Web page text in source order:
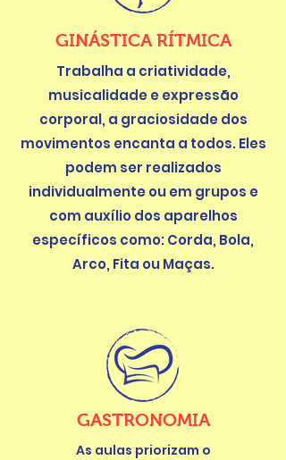
GINÁSTICA RÍTMICA
Trabalha a criatividade,
musicalidade e expressão
corporal, a graciosidade dos
movimentos encanta a todos. Eles
podem ser realizados
individualmente ou em grupos e
com auxílio dos aparelhos
específicos como: Corda, Bola,
Arco, Fita ou Maças.
GASTRONOMIA
As aulas priorizam o